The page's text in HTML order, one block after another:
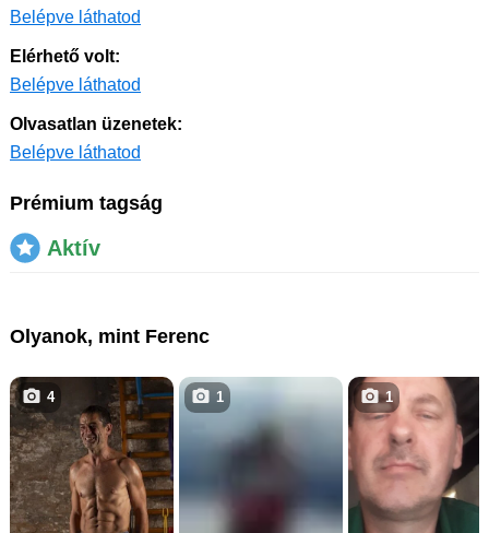
Belépve láthatod
Elérhető volt:
Belépve láthatod
Olvasatlan üzenetek:
Belépve láthatod
Prémium tagság
Aktív
Olyanok, mint Ferenc
4 1 1